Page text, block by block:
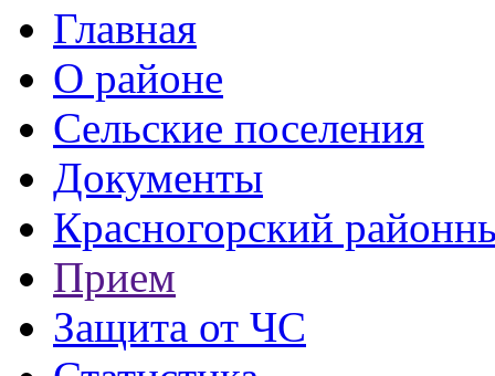
Главная
О районе
Сельские поселения
Документы
Красногорский
Прием
Защита от ЧС